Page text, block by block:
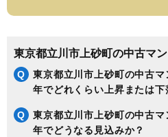
東京都立川市上砂町の中古マ
Q
東京都立川市上砂町の中古
年でどれくらい上昇または下
Q
東京都立川市上砂町の中古
年でどうなる見込みか？